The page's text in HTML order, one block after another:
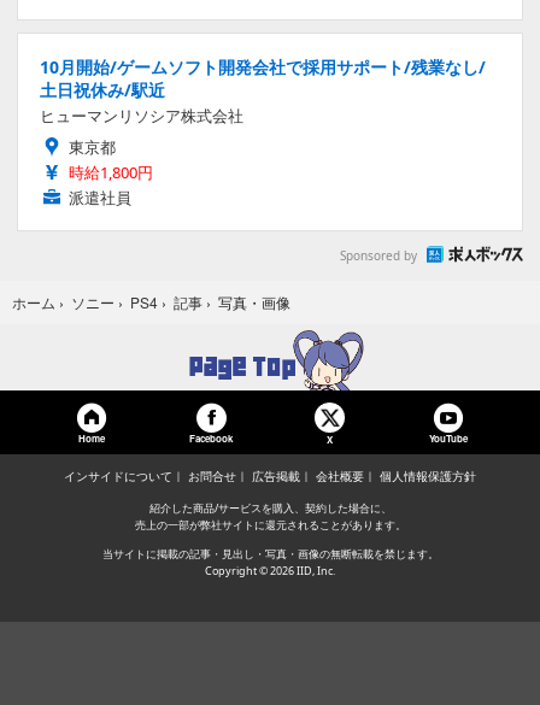
10月開始/ゲームソフト開発会社で採用サポート/残業なし/
土日祝休み/駅近
ヒューマンリソシア株式会社
東京都
時給1,800円
派遣社員
Sponsored by
ホーム › ソニー › PS4 › 記事 › 写真・画像
Home Facebook X YouTube
インサイドについて お問合せ 広告掲載 会社概要 個人情報保護方針
紹介した商品/サービスを購入、契約した場合に、
売上の一部が弊社サイトに還元されることがあります。
当サイトに掲載の記事・見出し・写真・画像の無断転載を禁じます。
Copyright © 2026 IID, Inc.